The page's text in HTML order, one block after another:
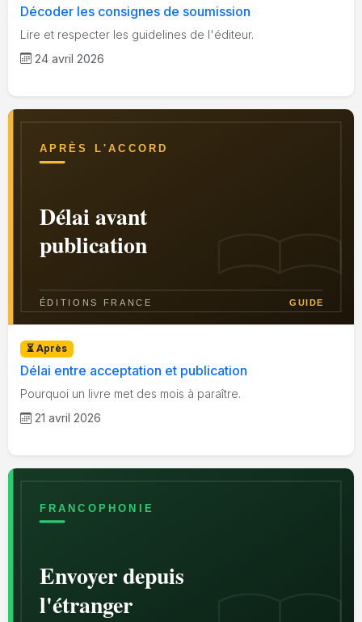
Décoder les consignes de soumission
Lire et respecter les guidelines de l'éditeur.
24 avril 2026
⏳ Après
Délai entre acceptation et publication
Pourquoi un livre met des mois à paraître.
21 avril 2026